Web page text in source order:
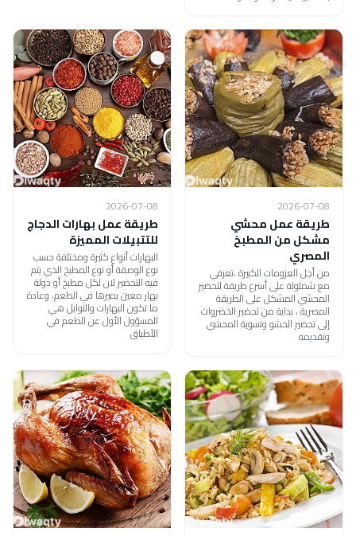
2026-07-08
طريقة عمل محشي
مشكل من المطبخ
المصري
من أجل العزومات الكبيرة ،تعرفي
مع شملولة على أسرع طريقة لتحضير
المحشي المشكل على الطريقة
المصرية ، بداية من تحضير الخضروات
إلى تحضير الحشو وتسوية المحشي
وتقديمه
2026-07-08
طريقة عمل بهارات الدجاج
للتتبيلات المميزة
البهارات أنواع كثيرة ومختلفة حسب
نوع الوصفة أو نوع المطبخ الذي يتم
فيه التحضير لان لكل مطبخ أو دولة
بهار معين يميزها في الطعم، وعادة
ما تكون البهارات والتوابل هي
المسؤول الأول عن الطعم في
الأطباق